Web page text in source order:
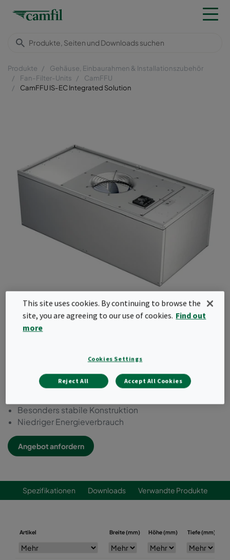
Produkte
Gehäuse, Einbaurahmen & Installationszubehör
Fan-Filter-Units
CamFFU
CamFFU IS-EC Integrated Solution
CamFFU IS-EC Integrated
Individuelle Steuerung
EC Ventilator mit Leistungsreserve für Vor-/ oder
Besonders stabile Konstruktion
Niedriger Energieverbrauch
Angebot anfordern
Spezifikationen Downloads Verwandte Produkte
Artikel Breite (mm) Höhe (mm) Tiefe (mm)
This site uses cookies. By continuing to browse the
site, you are agreeing to our use of cookies. Find out
more
Cookies Settings
Reject All Accept All Cookies